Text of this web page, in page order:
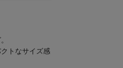
トなサイズ感